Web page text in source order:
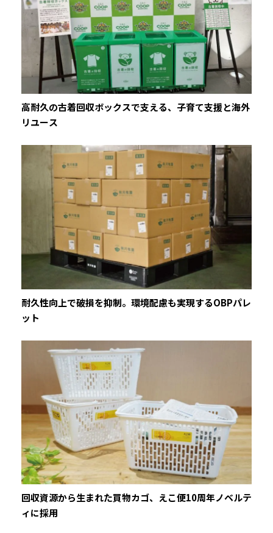
高耐久の古着回収ボックスで支える、子育て支援と海外
リユース
耐久性向上で破損を抑制。環境配慮も実現するOBPパレ
ット
回収資源から生まれた買物カゴ、えこ便10周年ノベルテ
ィに採用